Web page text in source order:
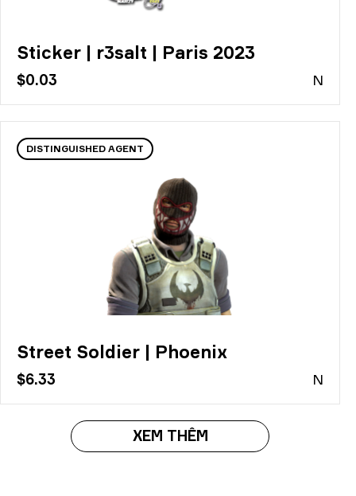
Sticker | r3salt | Paris 2023
$0.03 N
DISTINGUISHED AGENT
Street Soldier | Phoenix
$6.33 N
XEM THÊM